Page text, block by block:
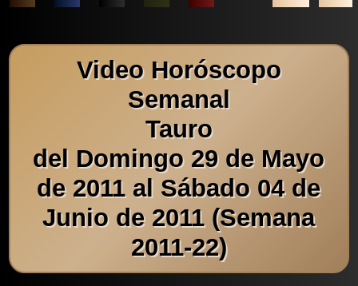
Video Horóscopo
Semanal
Tauro
del Domingo 29 de Mayo
de 2011 al Sábado 04 de
Junio de 2011 (Semana
2011-22)